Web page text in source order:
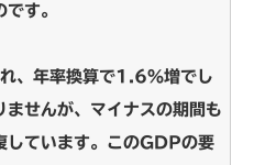
す。
、年率換算で1.6％増でし
ませんが、マイナスの期間も
しています。このGDPの要